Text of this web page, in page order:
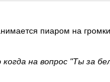
пиаром на
на вопрос "Ты за